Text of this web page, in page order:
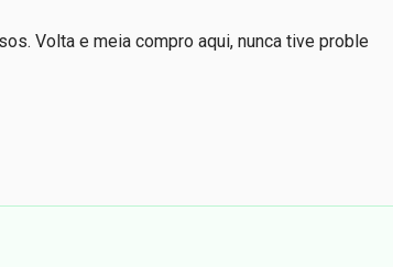
Volta e meia compro aqui, nunca tive proble